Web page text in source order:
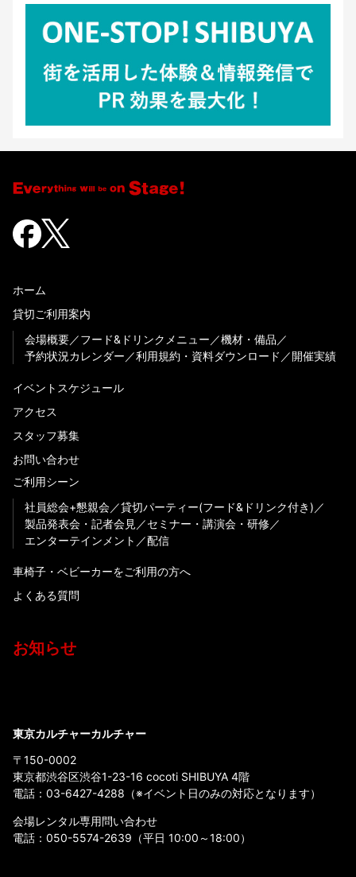
ホーム
貸切ご利用案内
会場概要
フード&ドリンクメニュー
機材・備品
予約状況カレンダー
利用規約・資料ダウンロード 開催実績
イベントスケジュール
アクセス
スタッフ募集
お問い合わせ
ご利用シーン
社員総会+懇親会
貸切パーティー(フード&ドリンク付き)
製品発表会・記者会見
セミナー・講演会・研修
エンターテインメント
配信
車椅子・ベビーカーをご利用の方へ
よくある質問
お知らせ
東京カルチャーカルチャー
〒150-0002
東京都渋谷区渋谷1-23-16 cocoti SHIBUYA 4階
電話： 03-6427-4288 （※イベント日のみの対応となります）
会場レンタル専用問い合わせ
電話： 050-5574-2639 （平日 10:00～18:00）